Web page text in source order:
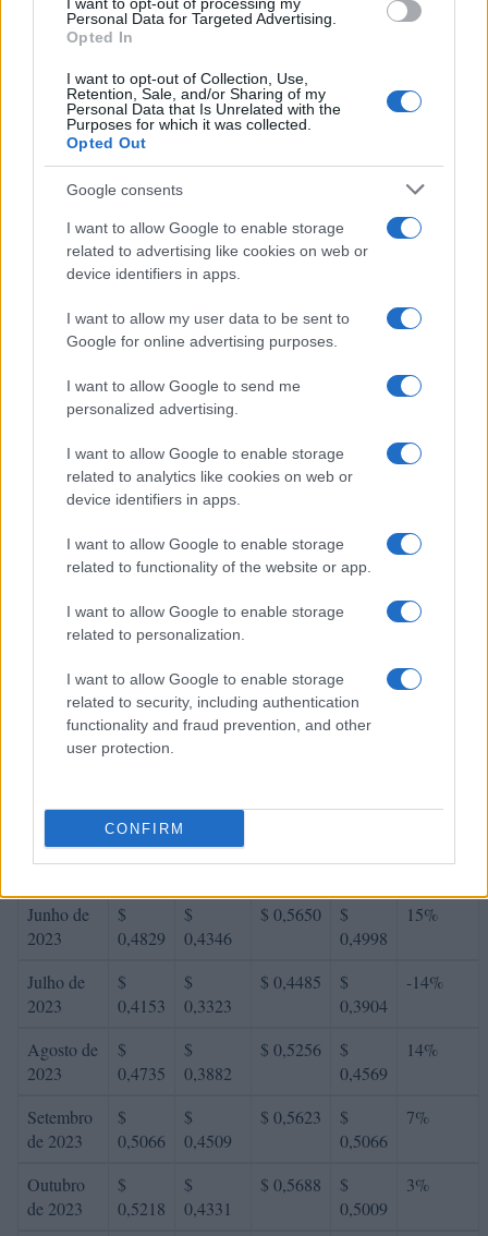
Personal Data for Targeted Advertising.
Opted In
I want to opt-out of Collection, Use,
Retention, Sale, and/or Sharing of my
Personal Data that Is Unrelated with the
Purposes for which it was collected.
Opted Out
Google consents
I want to allow Google to enable storage
related to advertising like cookies on web or
device identifiers in apps.
I want to allow my user data to be sent to
Google for online advertising purposes.
I want to allow Google to send me
personalized advertising.
I want to allow Google to enable storage
related to analytics like cookies on web or
device identifiers in apps.
I want to allow Google to enable storage
related to functionality of the website or app.
I want to allow Google to enable storage
related to personalization.
I want to allow Google to enable storage
related to security, including authentication
functionality and fraud prevention, and other
user protection.
CONFIRM
Julho de
$
0,2787
$
0,2397
$ 0,3066 12%
Agosto de
$
0,2927
$
0,2429
$ 0,3453
0,2941
Setembro
de 2022
$
0,3014
0,2743
0,3165
de 2022
0,3225
0,2613
0,3129
Novembro
$
$
Dezembro
$
$
$ 0,4316
mensal
Janeiro de
$
$
$ 0,4247
$
Fevereiro
$
$
Março de
$
0,4338
$
0,3557
$ 0,4685
$
0,4121
Maio de
2023
$
0,4199
$
0,3947
0,4199
Junho de
2023
$
0,4829
$
0,4346
$ 0,5650
$
0,4998
15%
Julho de
2023
$
0,4153
$
0,3323
$ 0,4485
$
0,3904
-14%
Agosto de
2023
$
0,4735
$
0,3882
$ 0,5256
$
0,4569
14%
Setembro
de 2023
$
0,5066
$
0,4509
$ 0,5623
$
0,5066
7%
Outubro
de 2023
$
0,5218
$
0,4331
$ 0,5688
$
0,5009
3%